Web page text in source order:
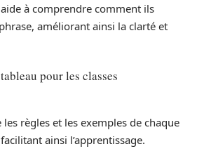
à comprendre comment ils
améliorant ainsi la clarté et
pour les classes
règles et les exemples de chaque
ainsi l’apprentissage.